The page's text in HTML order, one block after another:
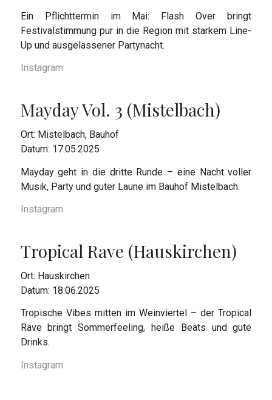
Ein Pflichttermin im Mai: Flash Over bringt
Festivalstimmung pur in die Region mit starkem Line-
Up und ausgelassener Partynacht.
Instagram
Mayday Vol. 3 (Mistelbach)
Ort: Mistelbach, Bauhof
Datum: 17.05.2025
Mayday geht in die dritte Runde – eine Nacht voller
Musik, Party und guter Laune im Bauhof Mistelbach.
Instagram
Tropical Rave (Hauskirchen)
Ort: Hauskirchen
Datum: 18.06.2025
Tropische Vibes mitten im Weinviertel – der Tropical
Rave bringt Sommerfeeling, heiße Beats und gute
Drinks.
Instagram